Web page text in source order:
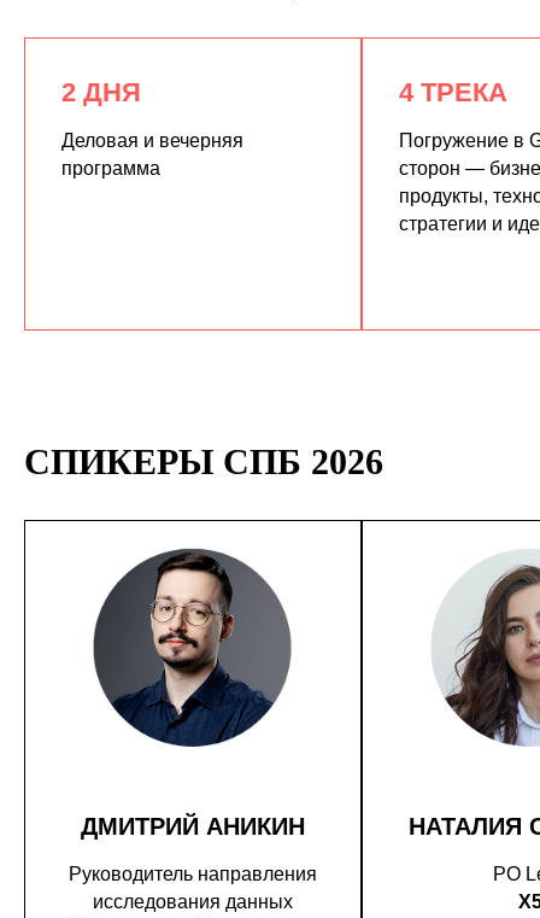
2 ДНЯ
Деловая и вечерняя
программа
4 ТРЕКА
Погружение в
сторон —
продукты,
стратегии и
СПИКЕРЫ СПБ 2026
ДМИТРИЙ АНИКИН
Руководитель направления
исследования данных
НАТАЛИЯ
PO